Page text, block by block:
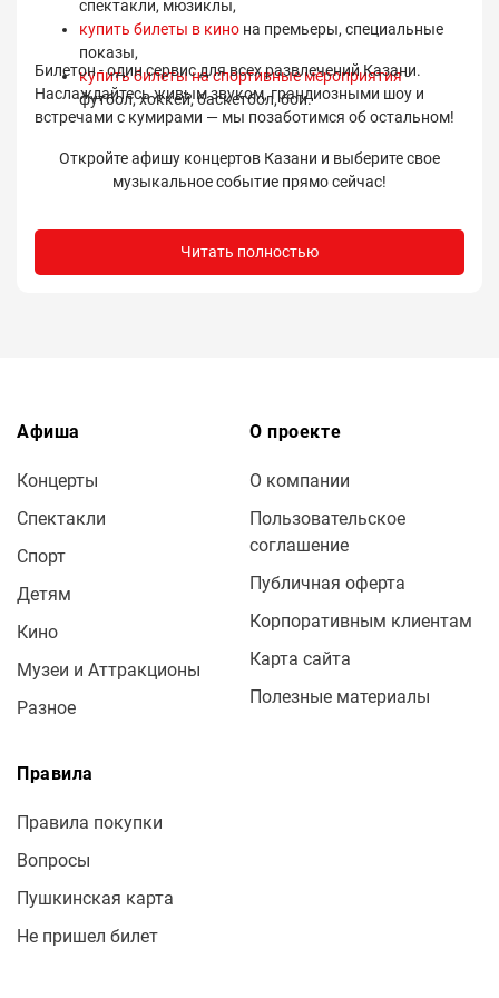
спектакли, мюзиклы,
купить билеты в кино на премьеры, специальные
показы,
купить билеты на спортивные мероприятия-
футбол, хоккей, баскетбол, бои.
Билетон - один сервис для всех развлечений Казани.
Наслаждайтесь живым звуком, грандиозными шоу и
встречами с кумирами — мы позаботимся об остальном!
Откройте афишу концертов Казани и выберите свое
музыкальное событие прямо сейчас!
Читать полностью
Афиша
Концерты
Спектакли
Спорт
Детям
Кино
Музеи и Аттракционы
Разное
О проекте
О компании
Пользовательское
соглашение
Публичная оферта
Корпоративным клиентам
Карта сайта
Полезные материалы
Правила
Правила покупки
Вопросы
Пушкинская карта
Не пришел билет